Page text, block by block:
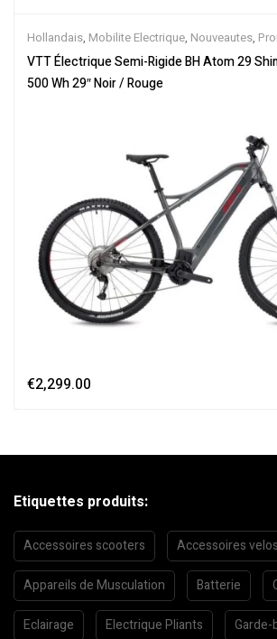
Hollandais, Mobilite Electrique, Nouveautes,
Semi-Rigides,Vélo électrique ville ,Velos
Électriques
VTT Électrique Semi-Rigide BH Atom 29
500 Wh 29″ Noir / Rouge
€2,299.00
Etiquettes produits:
Accessoires scooters Accessoires velos
Appareils de Musculation Batterie
Eclairage Electrique Pliants Garde-